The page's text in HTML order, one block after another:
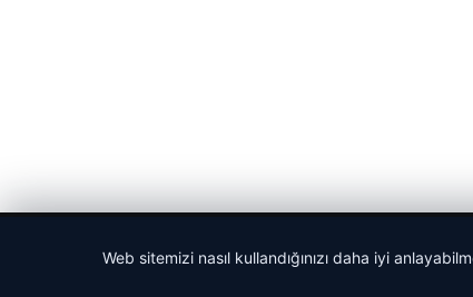
Web sitemizi nasıl kullandığınızı daha iyi